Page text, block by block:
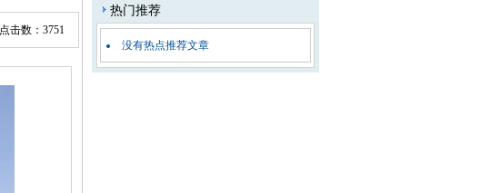
点击数：3751
热门推荐
没有热点推荐文章